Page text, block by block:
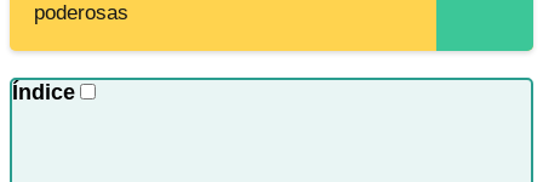
poderosas
Índice